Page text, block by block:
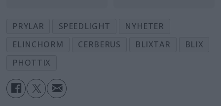
PRYLAR SPEEDLIGHT
NYHETER
ELINCHORM
CERBERUS BLIXTAR
BLIX
PHOTTIX